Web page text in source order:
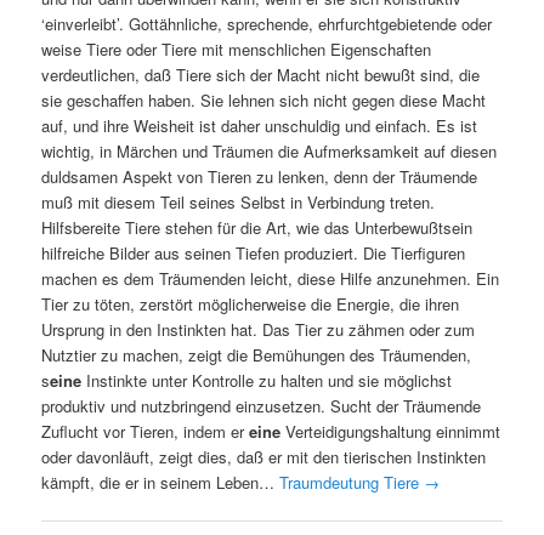
‘einverleibt’. Gottähnliche, sprechende, ehrfurchtgebietende oder
weise Tiere oder Tiere mit menschlichen Eigenschaften
verdeutlichen, daß Tiere sich der Macht nicht bewußt sind, die
sie geschaffen haben. Sie lehnen sich nicht gegen diese Macht
auf, und ihre Weisheit ist daher unschuldig und einfach. Es ist
wichtig, in Märchen und Träumen die Aufmerksamkeit auf diesen
duldsamen Aspekt von Tieren zu lenken, denn der Träumende
muß mit diesem Teil seines Selbst in Verbindung treten.
Hilfsbereite Tiere stehen für die Art, wie das Unterbewußtsein
hilfreiche Bilder aus seinen Tiefen produziert. Die Tierfiguren
machen es dem Träumenden leicht, diese Hilfe anzunehmen. Ein
Tier zu töten, zerstört möglicherweise die Energie, die ihren
Ursprung in den Instinkten hat. Das Tier zu zähmen oder zum
Nutztier zu machen, zeigt die Bemühungen des Träumenden,
seine Instinkte unter Kontrolle zu halten und sie möglichst
produktiv und nutzbringend einzusetzen. Sucht der Träumende
Zuflucht vor Tieren, indem ereine Verteidigungshaltung einnimmt
oder davonläuft, zeigt dies, daß er mit den tierischen Instinkten
kämpft, die er in seinem Leben…Traumdeutung Tiere →